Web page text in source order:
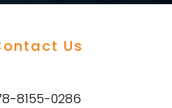
Us
8155-0286